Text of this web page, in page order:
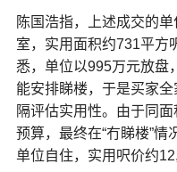
陈国浩指，上述成交的
室，实用面积约731平方
悉，单位以995万元放盘
能安排睇楼，于是买家
隔评估实用性。由于同
预算，最终在“冇睇楼”
单位自住，实用呎价约